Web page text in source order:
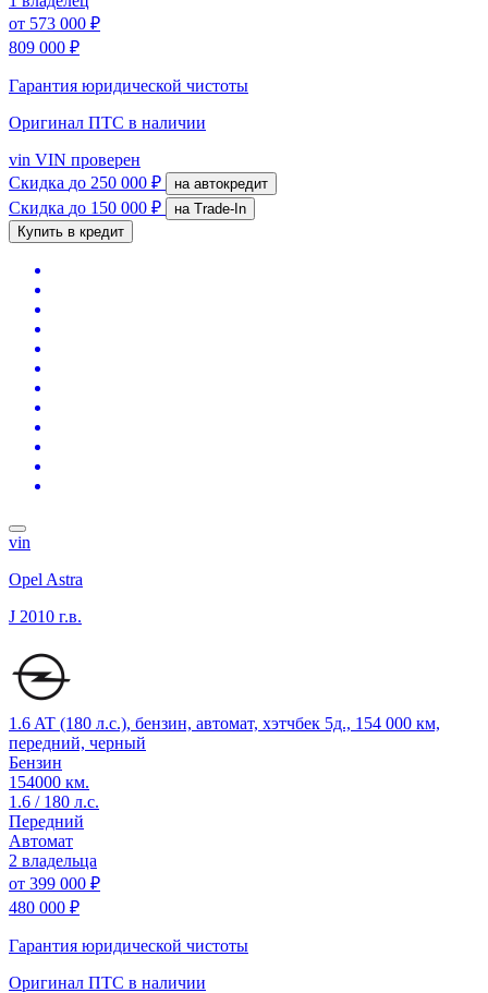
от 573 000 ₽
809 000 ₽
Гарантия юридической чистоты
Оригинал ПТС в наличии
vin VIN проверен
Скидка до 250 000 ₽ на автокредит
Скидка до 150 000 ₽
на Trade-In
Купить в кредит
vin
Opel Astra
J 2010 г.в.
1.6 AT (180 л.с.), бензин, автомат, хэтчбек 5д., 154 000 км,
передний, черный
Бензин
154000 км.
1.6 / 180 л.с.
Передний
Автомат
2 владельца
от 399 000 ₽
480 000 ₽
Гарантия юридической чистоты
Оригинал ПТС в наличии